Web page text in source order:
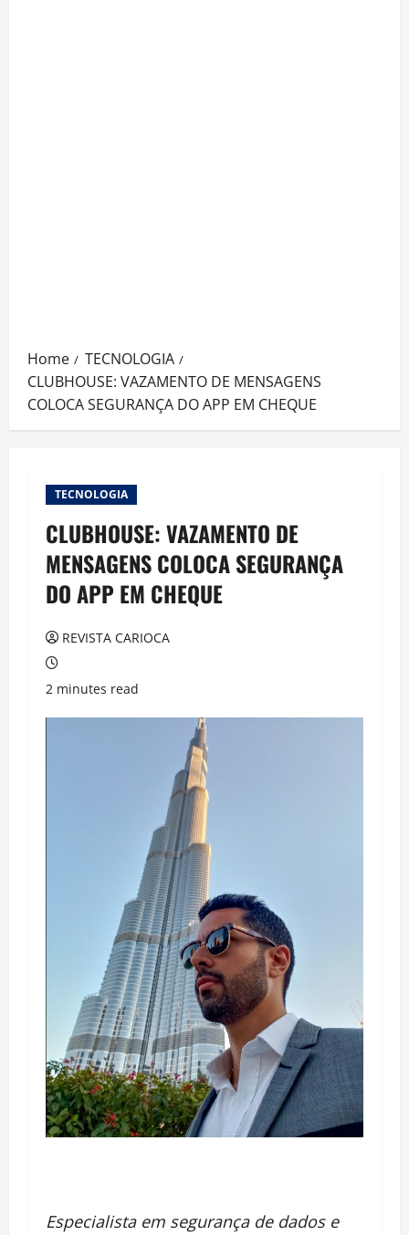
Home
TECNOLOGIA
CLUBHOUSE: VAZAMENTO DE MENSAGENS
COLOCA SEGURANÇA DO APP EM CHEQUE
TECNOLOGIA
CLUBHOUSE: VAZAMENTO DE
MENSAGENS COLOCA SEGURANÇA
DO APP EM CHEQUE
REVISTA CARIOCA
2 minutes read
Especialista em segurança de dados e